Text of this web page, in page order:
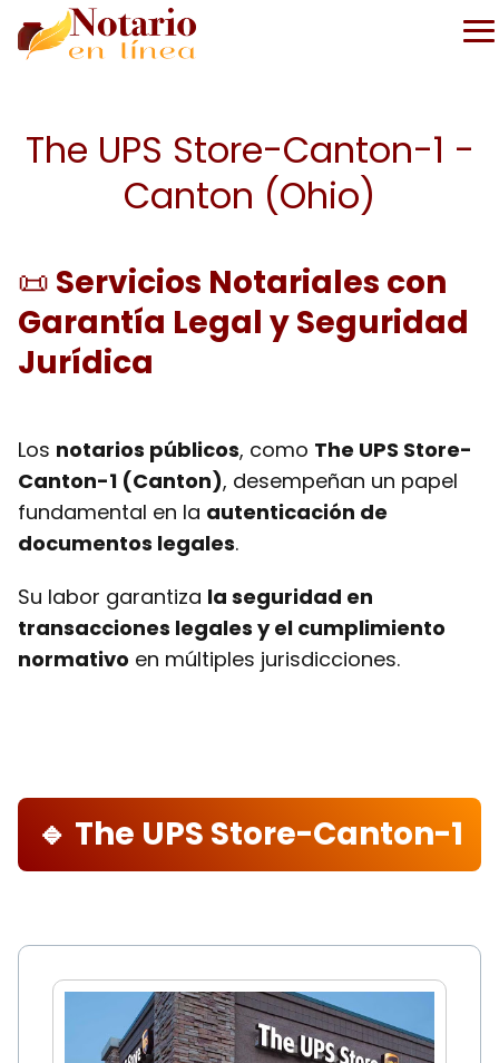
The UPS Store-Canton-1 -
Canton (Ohio)
📜 Servicios Notariales con
Garantía Legal y Seguridad
Jurídica
Los notarios públicos, como The UPS Store-
Canton-1 (Canton), desempeñan un papel
fundamental en la autenticación de
documentos legales.
Su labor garantiza la seguridad en
transacciones legales y el cumplimiento
normativo en múltiples jurisdicciones.
🔹 The UPS Store-Canton-1